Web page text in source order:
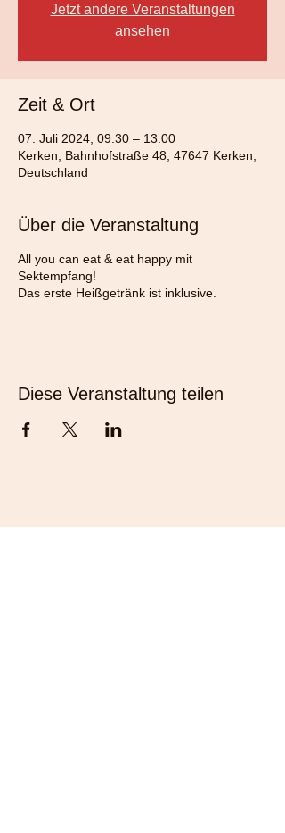
Jetzt andere Veranstaltungen
ansehen
Zeit & Ort
07. Juli 2024, 09:30 – 13:00
Kerken, Bahnhofstraße 48, 47647 Kerken,
Deutschland
Über die Veranstaltung
All you can eat & eat happy mit
Sektempfang!
Das erste Heißgetränk ist inklusive.
Diese Veranstaltung teilen